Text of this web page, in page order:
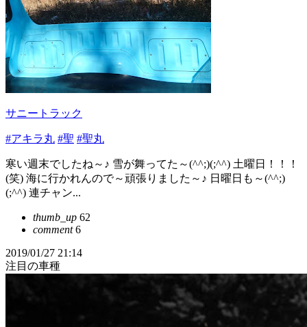
サニートラック
#アキラ丸 #聖 #聖丸
寒い週末でしたね～♪ 雪が舞ってた～(^^;)(;^^) 土曜日！！！
(笑) 海に行かれんので～頑張りました～♪ 日曜日も～(^^;)
(;^^) 連チャン...
thumb_up 62
comment6
2019/01/27 21:14
注目の車種